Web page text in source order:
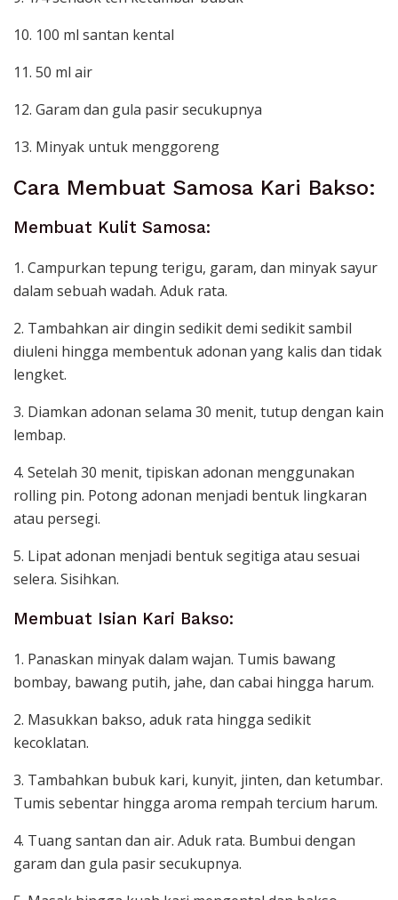
10. 100 ml santan kental
11. 50 ml air
12. Garam dan gula pasir secukupnya
13. Minyak untuk menggoreng
Cara Membuat Samosa Kari Bakso:
Membuat Kulit Samosa:
1. Campurkan tepung terigu, garam, dan minyak sayur
dalam sebuah wadah. Aduk rata.
2. Tambahkan air dingin sedikit demi sedikit sambil
diuleni hingga membentuk adonan yang kalis dan tidak
lengket.
3. Diamkan adonan selama 30 menit, tutup dengan kain
lembap.
4. Setelah 30 menit, tipiskan adonan menggunakan
rolling pin. Potong adonan menjadi bentuk lingkaran
atau persegi.
5. Lipat adonan menjadi bentuk segitiga atau sesuai
selera. Sisihkan.
Membuat Isian Kari Bakso:
1. Panaskan minyak dalam wajan. Tumis bawang
bombay, bawang putih, jahe, dan cabai hingga harum.
2. Masukkan bakso, aduk rata hingga sedikit
kecoklatan.
3. Tambahkan bubuk kari, kunyit, jinten, dan ketumbar.
Tumis sebentar hingga aroma rempah tercium harum.
4. Tuang santan dan air. Aduk rata. Bumbui dengan
garam dan gula pasir secukupnya.